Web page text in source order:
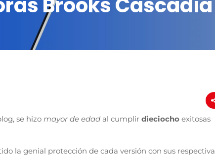
se hizo mayor de edad al cumplir dieciocho exitosas
la genial protección de cada versión con sus